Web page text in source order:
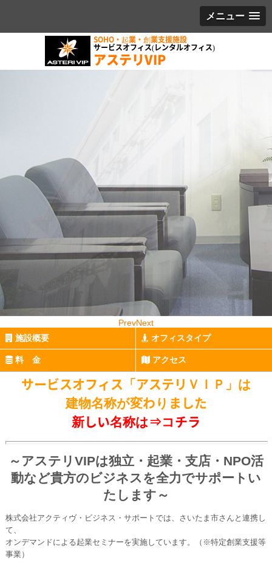
メニュー
SOHO・起業・創業支援施設
サービスオフィス(レンタルオフィス)
アステリVIP
PrevNext
施設概要
オフィスタイプ
料 金 アクセス
サービスオフィス「アステリＶＩＰ」は
建物名称が変わりました
新しい名称は⇒コチラ
～アステリVIPは独立・起業・支店・NPO活
動など貴方のビジネスを全力でサポートい
たします～
株式会社アクティヴ・ビジネス・サポートでは、さいたま市さんと連携し
て、
オンデマンドによる起業セミナーを実施しています。（※特定創業支援等
事業）